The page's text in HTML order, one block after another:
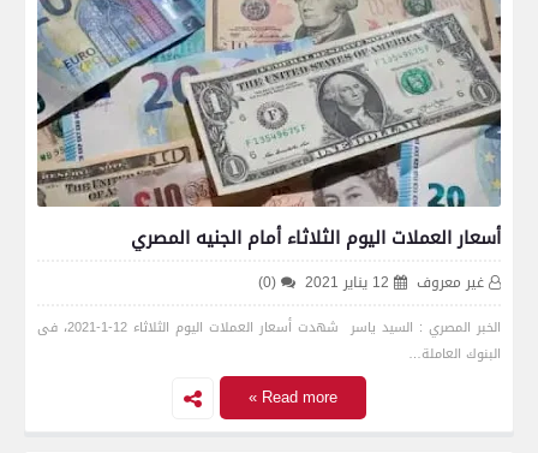
أسعار العملات اليوم الثلاثاء أمام الجنيه المصري
غير معروف 12 يناير 2021 (0)
الخبر المصري : السيد ياسر شهدت أسعار العملات اليوم الثلاثاء 12-1-2021، فى
البنوك العاملة…
Read more »